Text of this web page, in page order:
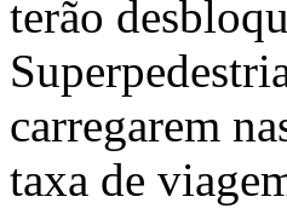
terão
carregarem
taxa de